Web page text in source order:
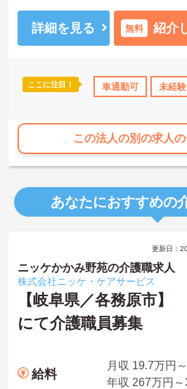
交通費支給
未経験の方やブランク明けの方にも入職
えますのでご安心ください。
すのでお気軽にお問い合わせくださいま
詳細を見る 無料 紹介
ここに注目！ 車通勤可 未経
この法人の別の求人
あなたにおすすめの
更新日：
ニッケかかみ野苑の介護職求人
株式会社ニッケ・ケアサービス
【岐阜県／各務原市
にて介護職員募集
給料